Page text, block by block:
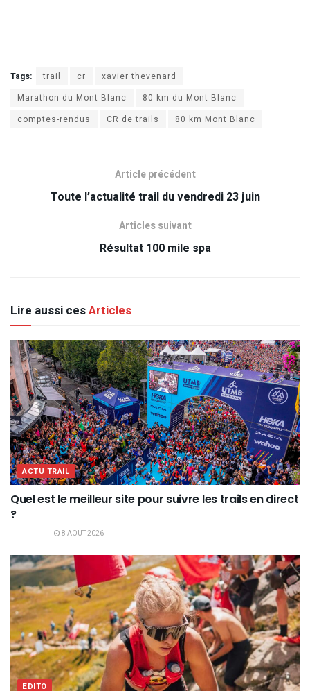
Tags: trail cr
xavier thevenard
Marathon du Mont Blanc
80 km du Mont Blanc
comptes-rendus
CR de trails 80 km Mont Blanc
Article précédent
Toute l’actualité trail du vendredi 23 juin
Articles suivant
Résultat 100 mile spa
Lire aussi cesArticles
ACTU TRAIL
Quel est le meilleur site pour suivre les trails en direct
?
8 AOÛT 2026
EDITO